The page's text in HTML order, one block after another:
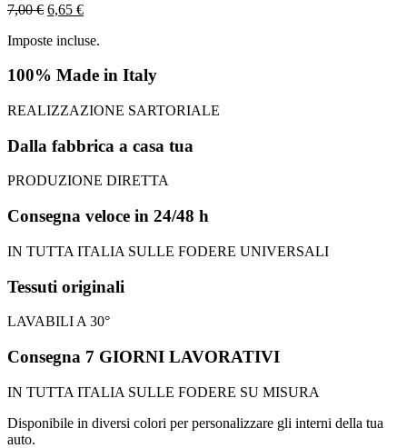
7,00€ 6,65 €
Imposte incluse.
100% Made in Italy
REALIZZAZIONE SARTORIALE
Dalla fabbrica a casa tua
PRODUZIONE DIRETTA
Consegna veloce in 24/48 h
IN TUTTA ITALIA SULLE FODERE UNIVERSALI
Tessuti originali
LAVABILI A 30°
Consegna 7 GIORNI LAVORATIVI
IN TUTTA ITALIA SULLE FODERE SU MISURA
Disponibile in diversi colori per personalizzare gli interni della tua
auto.